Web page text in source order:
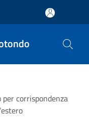
corrispondenza